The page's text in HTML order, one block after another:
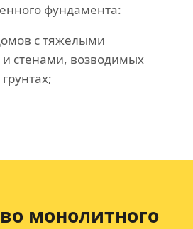
фундамента:
с тяжелыми
стенами, возводимых
монолитного